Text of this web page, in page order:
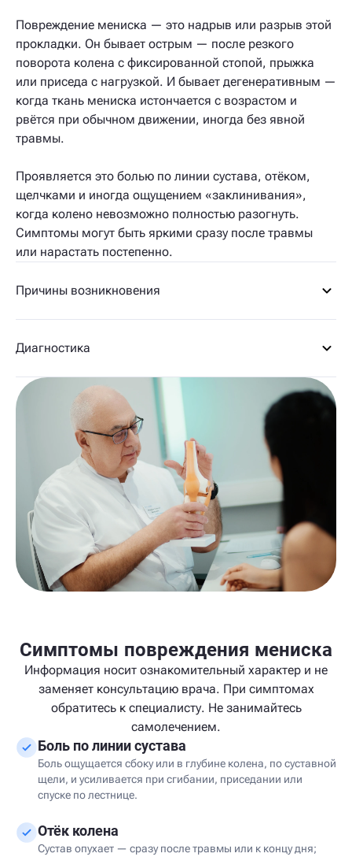
Повреждение мениска — это надрыв или разрыв этой
прокладки. Он бывает острым — после резкого
поворота колена с фиксированной стопой, прыжка
или приседа с нагрузкой. И бывает дегенеративным —
когда ткань мениска истончается с возрастом и
рвётся при обычном движении, иногда без явной
травмы.
Проявляется это болью по линии сустава, отёком,
щелчками и иногда ощущением «заклинивания»,
когда колено невозможно полностью разогнуть.
Симптомы могут быть яркими сразу после травмы
или нарастать постепенно.
Причины возникновения
Диагностика
Симптомы повреждения мениска
Информация носит ознакомительный характер и не
заменяет консультацию врача. При симптомах
обратитесь к специалисту. Не занимайтесь
самолечением.
Боль по линии сустава
Боль ощущается сбоку или в глубине колена, по суставной
щели, и усиливается при сгибании, приседании или
спуске по лестнице.
Отёк колена
Сустав опухает — сразу после травмы или к концу дня;